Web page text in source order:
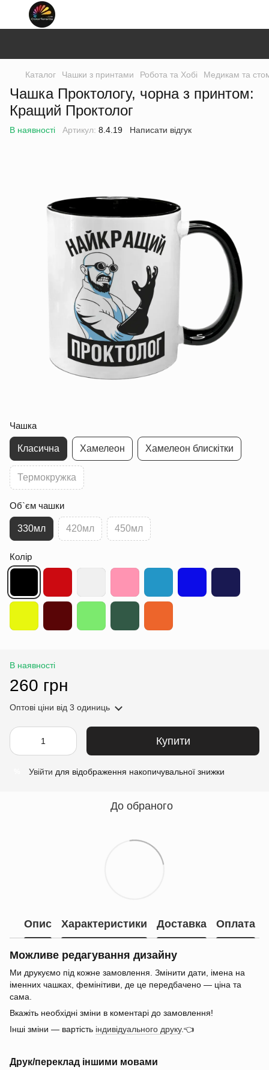
Каталог Чашки з принтами Робота та Хобі Медикам та
Чашка Проктологу, чорна з принтом:
Кращий Проктолог
В наявності Артикул: 8.4.19 Написати відгук
Чашка
Класична Хамелеон Хамелеон блискітки
Термокружка
Об`єм чашки
330мл 420мл 450мл
Колір
В наявності
260 грн
Оптові ціни від 3 одиниць
Купити
Увійти для відображення накопичувальної знижки
До обраного
Опис Характеристики Доставка Оплата
Можливе редагування дизайну
Ми друкуємо під кожне замовлення. Змінити дати, імена на
іменних чашках, фемінітиви, де це передбачено — ціна та
сама.
Вкажіть необхідні зміни в коментарі до замовлення!
Інші зміни — вартість індивідуального друку.👈
Друк/переклад іншими мовами